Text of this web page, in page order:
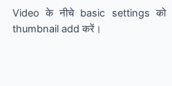
Video के नीचे basic settings को
thumbnail add करें।